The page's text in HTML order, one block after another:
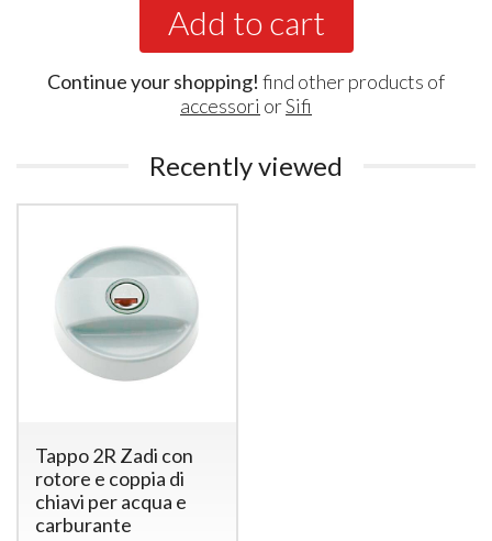
Add to cart
Continue your shopping! find other products of
accessori orSifi
Recently viewed
Tappo 2R Zadi con
rotore e coppia di
chiavi per acqua e
carburante